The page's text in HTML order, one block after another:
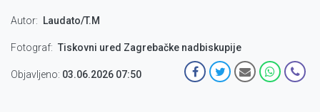
Autor Laudato/T.M
Fotograf Tiskovni ured Zagrebačke nadbiskupije
Objavljeno: 03.06.2026 07:50